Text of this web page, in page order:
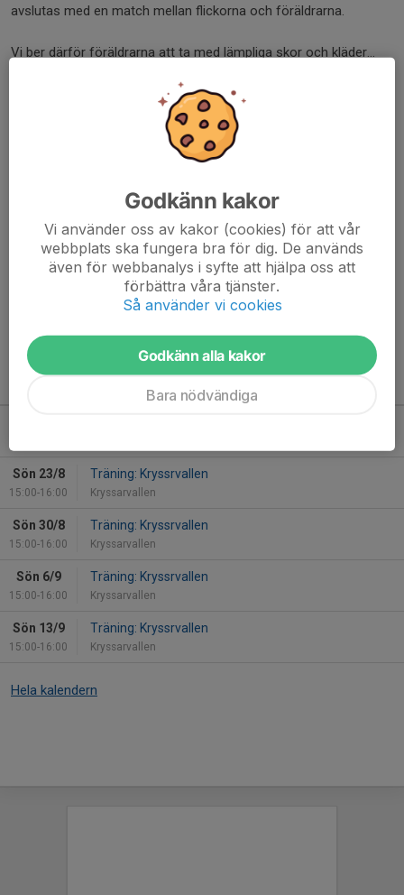
avslutas med en match mellan flickorna och föräldrarna.
Vi ber därför föräldrarna att ta med lämpliga skor och kläder...
Matchkamp 17/5 Vallentuna - mer
0 kommentarer
tjejerna kommer få spel 3 spännande matcher var. Matcherna är
3x4 minuter och spelas på planer med sarg.
Vi vill att tjejerna har med sig sina blåa Täby FK...
Kommande aktiviteter
Sön 23/8
15:00-16:00
Träning: Kryssrvallen
Kryssarvallen
Sön 30/8
15:00-16:00
Träning: Kryssrvallen
Kryssarvallen
Sön 6/9
15:00-16:00
Träning: Kryssrvallen
Kryssarvallen
Sön 13/9
15:00-16:00
Träning: Kryssrvallen
Kryssarvallen
Hela kalendern
Godkänn kakor
Vi använder oss av kakor (cookies) för att vår
webbplats ska fungera bra för dig. De används
även för webbanalys i syfte att hjälpa oss att
förbättra våra tjänster.
Så använder vi cookies
Godkänn alla kakor
Bara nödvändiga